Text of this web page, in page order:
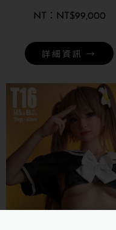
NT$99,000
詳細資訊 →